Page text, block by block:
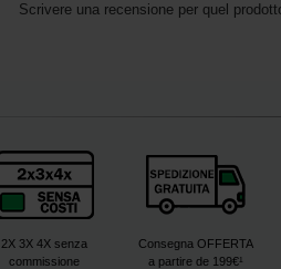
Scrivere una recensione per quel
2X 3X 4X senza
commissione
Consegna OFFERTA
a partire de 199€¹